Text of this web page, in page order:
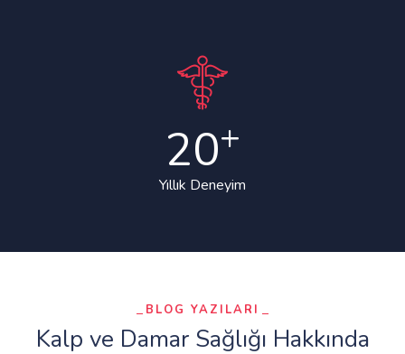
20+
Yıllık Deneyim
BLOG YAZILARI
Kalp ve Damar Sağlığı Hakkında